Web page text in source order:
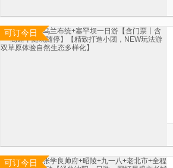
可订今日
可订今日